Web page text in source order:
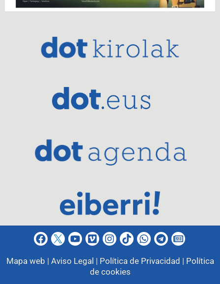
Mapa web | Aviso Legal | Política de Privacidad | Política
de cookies